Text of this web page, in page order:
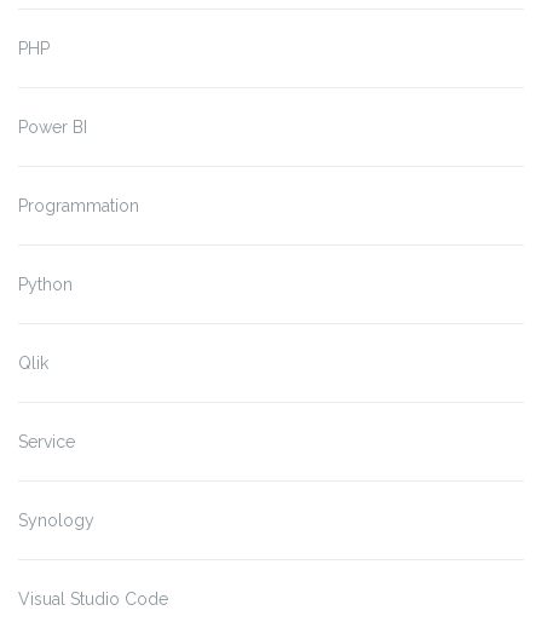
PHP
Power BI
Programmation
Python
Qlik
Service
Synology
Visual Studio Code